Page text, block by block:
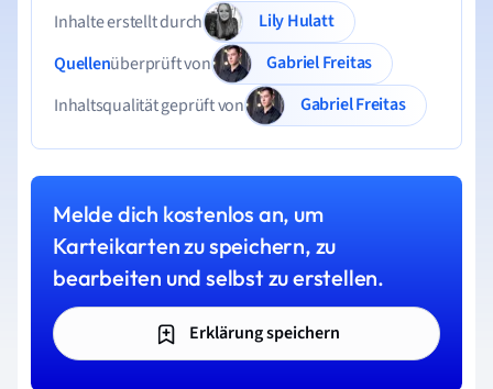
Inhalte erstellt durch
Lily Hulatt
Quellenüberprüft von
Gabriel Freitas
Inhaltsqualität geprüft von
Gabriel Freitas
Melde dich kostenlos an, um
Karteikarten zu speichern, zu
bearbeiten und selbst zu erstellen.
Erklärung speichern